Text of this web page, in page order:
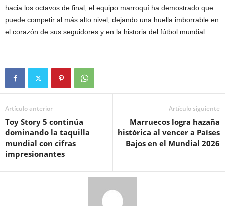
hacia los octavos de final, el equipo marroquí ha demostrado que
puede competir al más alto nivel, dejando una huella imborrable en
el corazón de sus seguidores y en la historia del fútbol mundial.
Artículo anterior
Toy Story 5 continúa
dominando la taquilla
mundial con cifras
impresionantes
Artículo siguiente
Marruecos logra hazaña
histórica al vencer a Países
Bajos en el Mundial 2026